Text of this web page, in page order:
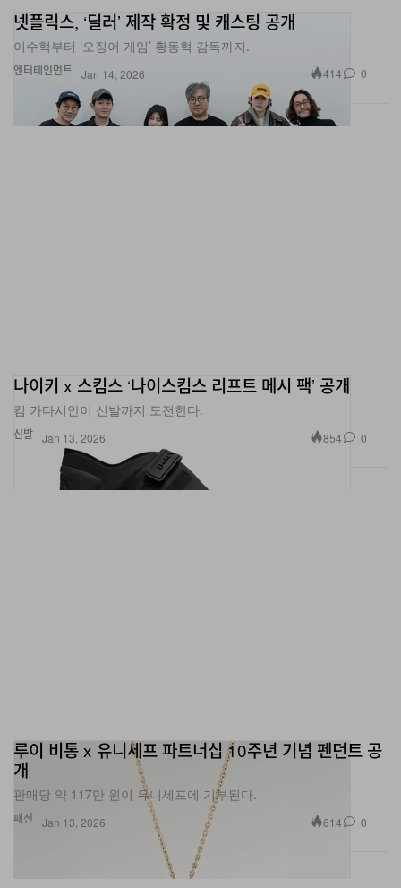
엔터테인먼트
넷플릭스, ‘딜러’ 제작 확정 및 캐스팅 공개
이수혁부터 ‘오징어 게임’ 황동혁 감독까지.
Jan 14, 2026 414 0
신발
나이키 x 스킴스 ‘나이스킴스 리프트 메시 팩’ 공개
킴 카다시안이 신발까지 도전한다.
Jan 13, 2026 854 0
패션
루이 비통 x 유니세프 파트너십 10주년 기념 펜던트 공
개
판매당 약 117만 원이 유니세프에 기부된다.
Jan 13, 2026 614 0